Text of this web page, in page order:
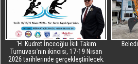
Nisan
Belediye Araç Parkına Yenileri
Ekleniyor